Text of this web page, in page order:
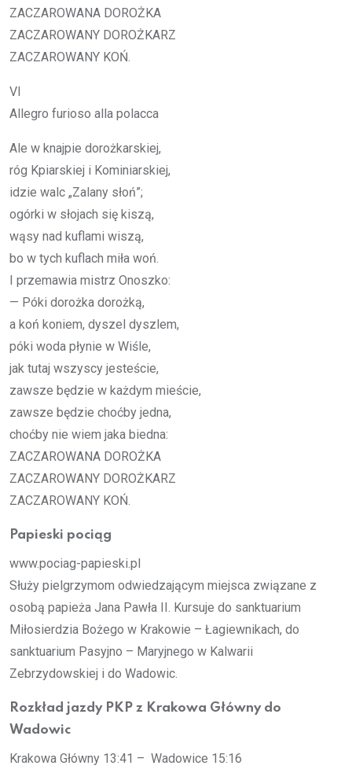
ZA­CZA­RO­WA­NA DOROŻKA
ZA­CZA­RO­WA­NY DOROŻKARZ
ZA­CZA­RO­WA­NY KOŃ.
VI
Al­le­gro fu­rio­so alla po­lac­ca
Ale w knaj­pie do­roż­kar­skiej,
róg Kpiar­skiej i Ko­mi­niar­skiej,
idzie walc „Za­la­ny słoń”;
ogór­ki w sło­jach się ki­szą,
wąsy nad ku­fla­mi wi­szą,
bo w tych ku­flach miła woń.
I prze­ma­wia mistrz Onosz­ko:
— Póki do­roż­ka do­roż­ką,
a koń ko­niem, dy­szel dy­sz­lem,
póki woda pły­nie w Wi­śle,
jak tu­taj wszy­scy je­ste­ście,
za­wsze bę­dzie w każ­dym mie­ście,
za­wsze bę­dzie choć­by jed­na,
choć­by nie wiem jaka bied­na:
ZA­CZA­RO­WA­NA DOROŻKA
ZA­CZA­RO­WA­NY DOROŻKARZ
ZA­CZA­RO­WA­NY KOŃ.
Papieski pociąg
www.pociag-papieski.pl
Służy pielgrzymom odwiedzającym miejsca związane z
osobą papieża Jana Pawła II. Kursuje do sanktuarium
Miłosierdzia Bożego w Krakowie – Łagiewnikach, do
sanktuarium Pasyjno – Maryjnego w Kalwarii
Zebrzydowskiej i do Wadowic.
Rozkład jazdy PKP z Krakowa Główny do
Wadowic
Krakowa Główny 13:41 – Wadowice 15:16